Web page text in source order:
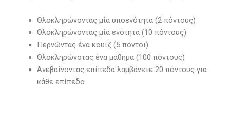
Ολοκληρώνοντας μία υποενότητα (2 πόντους)
Ολοκληρώνοντας μία ενότητα (10 πόντους)
Περνώντας ένα κουίζ (5 πόντοι)
Ολοκληρώνοτας ένα μάθημα (100 πόντους)
Ανεβαίνοντας επίπεδα λαμβάνετε 20 πόντους για
κάθε επίπεδο